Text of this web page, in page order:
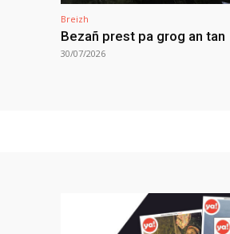
Breizh
Bezañ prest pa grog an tan
30/07/2026